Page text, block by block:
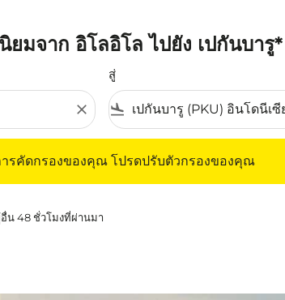
ยมจาก อิโลอิโล ไปยัง เปกันบารู*
close
สู่
flight_land
รคัดกรองของคุณ โปรดปรับตัวกรองของคุณ
น 48 ชั่วโมงที่ผ่านมา